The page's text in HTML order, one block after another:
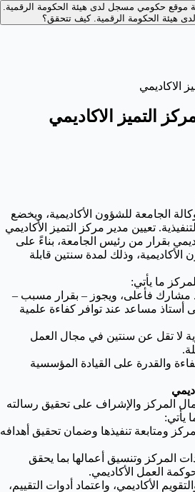
موقع حكومي مسجل لدى هيئة الحكومة الرقمية.
هيئة الحكومة الرقمية.كيف تتحقق؟
الاكاديمي
التميز الاكاديمي
الجامعة للشؤون الأكاديمية، ويخضع
تعيين مدير مركز التميز الأكاديمي
بقرار من رئيس الجامعة، بناءً على
وذلك لمدة سنتين قابلة
ما يأتي:
مشارك فأعلى، ويجوز – بقرار مسبب –
أستاذ مساعد عند توافر كفاءة علمية
لا تقل عن سنتين في مجال العمل
والقدرة على القيادة المؤسسية
المركز والإشراف على تحقيق رسالته
يأتي:
ومتابعة تنفيذها وضمان تحقيق أهدافه
المركز وتنسيق أعمالها بما يحقق
العمل الأكاديمي.
الأكاديمي، واعتماد أدوات التقييم،